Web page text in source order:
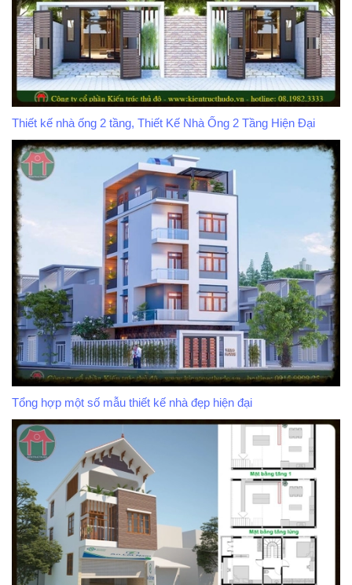
Thiết kế nhà ống 2 tầng, Thiết Kế Nhà Ống 2 Tầng Hiện Đại
Tổng hợp một số mẫu thiết kế nhà đẹp hiện đại